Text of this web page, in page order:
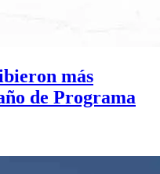
más
de Programa